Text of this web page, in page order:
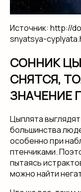
Источник: http://
snyatsya-
СОННИК
СНЯТСЯ,
ЗНАЧЕНИЕ
Цыплята
большинства
особенно при
птенчиками.
пытаясь
можно найти